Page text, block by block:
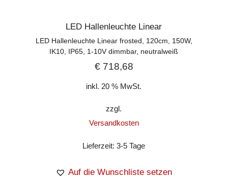
LED Hallenleuchte Linear
LED Hallenleuchte Linear frosted, 120cm, 150W,
IK10, IP65, 1-10V dimmbar, neutralweiß
€718,68
inkl. 20 % MwSt.
zzgl.
Versandkosten
Lieferzeit:3-5 Tage
Auf die Wunschliste setzen